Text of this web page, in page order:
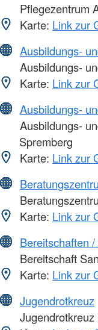
Pflegezentrum
Karte: Link zur
Ausbildungs-
Ausbildungs-
Karte: Link zur
Ausbildungs-
Ausbildungs-
Spremberg
Karte: Link zur
Karte: Link zur
Bereitschaften
Bereitschaft
Karte: Link zur
Jugendrotkreuz
Jugendrotkreuz